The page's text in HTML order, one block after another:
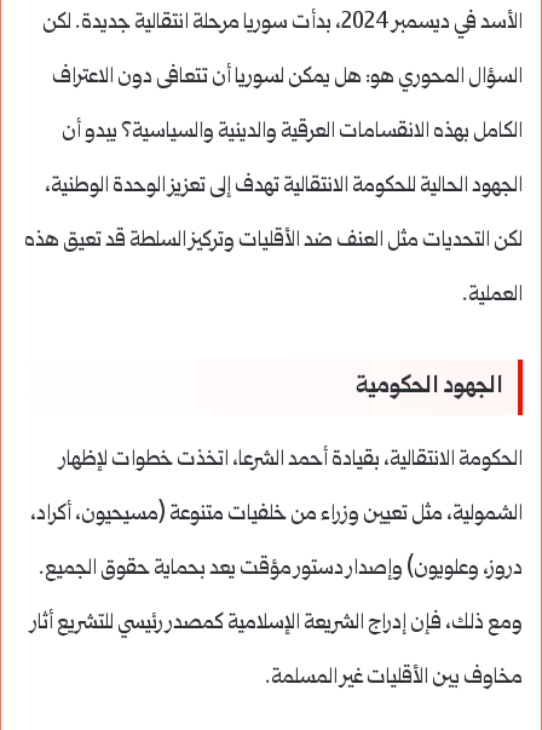
الأسد في ديسمبر 2024، بدأت سوريا مرحلة انتقالية جديدة. لكن
السؤال المحوري هو: هل يمكن لسوريا أن تتعافى دون الاعتراف
الكامل بهذه الانقسامات العرقية والدينية والسياسية؟ يبدو أن
الجهود الحالية للحكومة الانتقالية تهدف إلى تعزيز الوحدة الوطنية،
لكن التحديات مثل العنف ضد الأقليات وتركيز السلطة قد تعيق هذه
العملية.
الجهود الحكومية
الحكومة الانتقالية، بقيادة أحمد الشرعا، اتخذت خطوات لإظهار
الشمولية، مثل تعيين وزراء من خلفيات متنوعة (مسيحيون، أكراد،
دروز، وعلويون) وإصدار دستور مؤقت يعد بحماية حقوق الجميع.
ومع ذلك، فإن إدراج الشريعة الإسلامية كمصدر رئيسي للتشريع أثار
مخاوف بين الأقليات غير المسلمة.